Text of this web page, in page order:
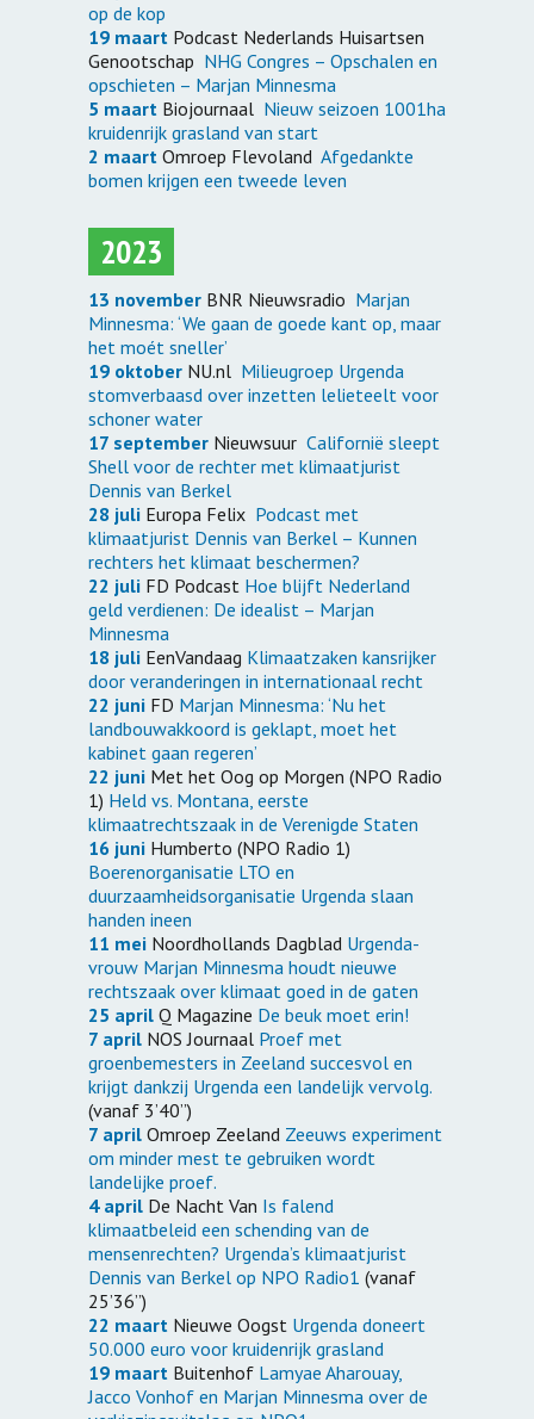
op de kop
19 maart Podcast Nederlands Huisartsen
Genootschap NHG Congres – Opschalen en
opschieten – Marjan Minnesma
5 maart Biojournaal Nieuw seizoen 1001ha
kruidenrijk grasland van start
2 maart Omroep Flevoland Afgedankte
bomen krijgen een tweede leven
2023
13 november BNR Nieuwsradio Marjan
Minnesma: ‘We gaan de goede kant op, maar
het moét sneller’
19 oktober NU.nl Milieugroep Urgenda
stomverbaasd over inzetten lelieteelt voor
schoner water
17 september Nieuwsuur Californië sleept
Shell voor de rechter met klimaatjurist
Dennis van Berkel
28 juli Europa Felix Podcast met
klimaatjurist Dennis van Berkel – Kunnen
rechters het klimaat beschermen?
22 juli FD Podcast Hoe blijft Nederland
geld verdienen: De idealist – Marjan
Minnesma
18 juli EenVandaag Klimaatzaken kansrijker
door veranderingen in internationaal recht
22 juni FD Marjan Minnesma: ‘Nu het
landbouwakkoord is geklapt, moet het
kabinet gaan regeren’
22 juni Met het Oog op Morgen (NPO Radio
1) Held vs. Montana, eerste
klimaatrechtszaak in de Verenigde Staten
16 juni Humberto (NPO Radio 1)
Boerenorganisatie LTO en
duurzaamheidsorganisatie Urgenda slaan
handen ineen
11 mei Noordhollands Dagblad Urgenda-
vrouw Marjan Minnesma houdt nieuwe
rechtszaak over klimaat goed in de gaten
25 april Q Magazine De beuk moet erin!
7 april NOS Journaal Proef met
groenbemesters in Zeeland succesvol en
krijgt dankzij Urgenda een landelijk vervolg.
(vanaf 3’40”)
7 april Omroep Zeeland Zeeuws experiment
om minder mest te gebruiken wordt
landelijke proef.
4 april De Nacht Van Is falend
klimaatbeleid een schending van de
mensenrechten? Urgenda’s klimaatjurist
Dennis van Berkel op NPO Radio1 (vanaf
25’36”)
22 maart Nieuwe Oogst Urgenda doneert
50.000 euro voor kruidenrijk grasland
19 maart Buitenhof Lamyae Aharouay,
Jacco Vonhof en Marjan Minnesma over de